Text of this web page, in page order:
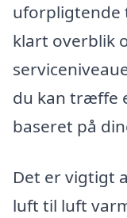
uforpligtende
klart overblik
du kan træffe
baseret på
Det er vigtigt
luft til luft